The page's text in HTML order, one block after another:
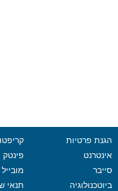
הגנת פרטיות
אינטרנט
סייבר
ביוטכנולוגיה
קריפטו
פינטק
מובייל
תנאי